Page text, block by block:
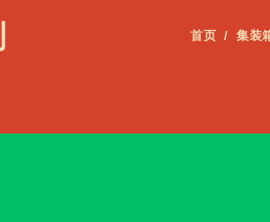
首页 集装